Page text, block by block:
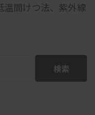
温間けつ法、紫外線
検索